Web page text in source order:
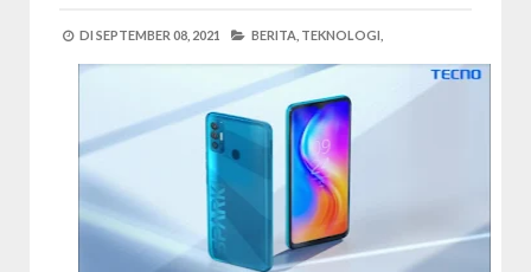
DI SEPTEMBER 08, 2021 BERITA, TEKNOLOGI,